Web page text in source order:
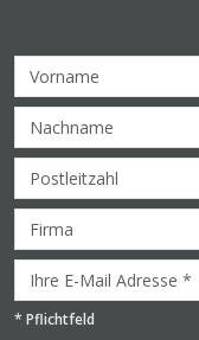
* Pflichtfeld